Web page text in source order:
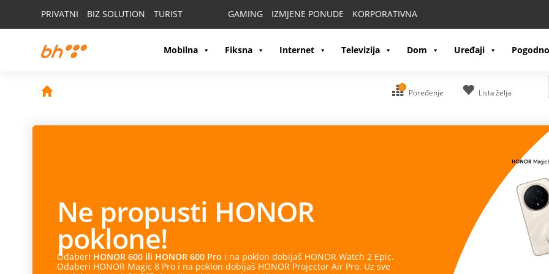
PRIVATNI BIZ SOLUTION TURIST GAMING IZMJENE PONUDE KORPORATIVNA
Mobilna Fiksna Internet Televizija Dom Uređaji
0
Poređenje Lista želja
Ne propusti HONOR
poklone!
Odaberi HONOR 600 ili HONOR 600 Pro i na poklon dobijaš HONOR Watch 2 Epic.
Odaberi HONOR Magic 8 Pro i na poklon dobijaš HONOR Projector Air Pro. Uz sve